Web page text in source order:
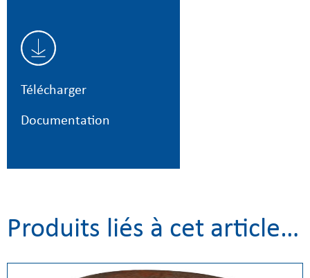
Télécharger
Documentation
Produits liés à cet article…